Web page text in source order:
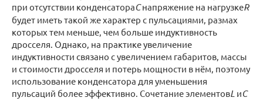
при отсутствии конденсатораCнапряжение на нагрузкеR
будет иметь такой же характер с пульсациями, размах
которых тем меньше, чем больше индуктивность
дросселя. Однако, на практике увеличение
индуктивности связано с увеличением габаритов, массы
и стоимости дросселя и потерь мощности в нём, поэтому
использование конденсатора для уменьшения
пульсаций более эффективно. Сочетание элементовL иC